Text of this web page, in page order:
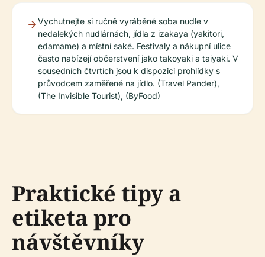
Vychutnejte si ručně vyráběné soba nudle v
nedalekých nudlárnách, jídla z izakaya (yakitori,
edamame) a místní saké. Festivaly a nákupní ulice
často nabízejí občerstvení jako takoyaki a taiyaki. V
sousedních čtvrtích jsou k dispozici prohlídky s
průvodcem zaměřené na jídlo. (Travel Pander),
(The Invisible Tourist), (ByFood)
Praktické tipy a
etiketa pro
návštěvníky